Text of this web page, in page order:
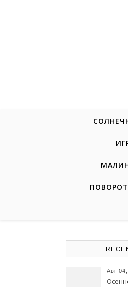
ПОВОРОТ
Авг